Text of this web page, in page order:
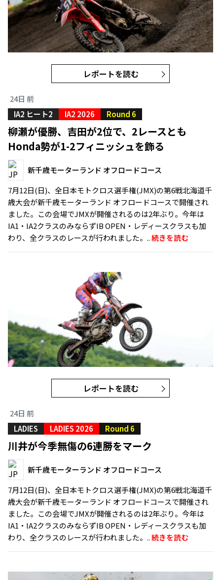
レポートを読む
24日 前
IA2 ヒート2
IA2 2026 Round 6
柳瀬が優勝、吉田が2位で、2レースとも
Honda勢が1-2フィニッシュを飾る
新千歳モーターランド オフロードコース
7月12日(日)、全日本モトクロス選手権(JMX)の第6戦北海道千
歳大会が新千歳モーターランド オフロードコースで開催され
ました。この会場でJMXが開催されるのは2年ぶり。今年は
IA1・IA2クラスのみならずIB OPEN・レディースクラスも加
わり、全クラスのレースが行われました。..続きを読む
レポートを読む
24日 前
LADIES
LADIES 2026 Round 6
川井が今季無傷の6連勝をマーク
新千歳モーターランド オフロードコース
7月12日(日)、全日本モトクロス選手権(JMX)の第6戦北海道千
歳大会が新千歳モーターランド オフロードコースで開催され
ました。この会場でJMXが開催されるのは2年ぶり。今年は
IA1・IA2クラスのみならずIB OPEN・レディースクラスも加
わり、全クラスのレースが行われました。..続きを読む